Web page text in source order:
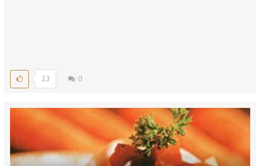
13 0